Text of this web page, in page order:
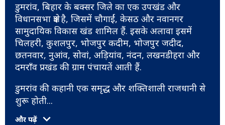
डुमरांव, बिहार के बक्सर जिले का एक उपखंड और
विधानसभा क्षेत्र है, जिसमें चौगाईं, केसठ और नवानगर
सामुदायिक विकास खंड शामिल हैं. इसके अलावा इसमें
चिलहरी, कुशलपुर, भोजपुर कदीम, भोजपुर जदीद,
छतनवार, नुआंव, सोवां, अड़ियांव, नंदन, लखनडीहरा और
दमराँव प्रखंड की ग्राम पंचायतें आती हैं.
डुमरांव की कहानी एक समृद्ध और शक्तिशाली राजधानी से
शुरू होती...
और पढ़ें